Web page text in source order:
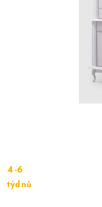
4-6
týdnů